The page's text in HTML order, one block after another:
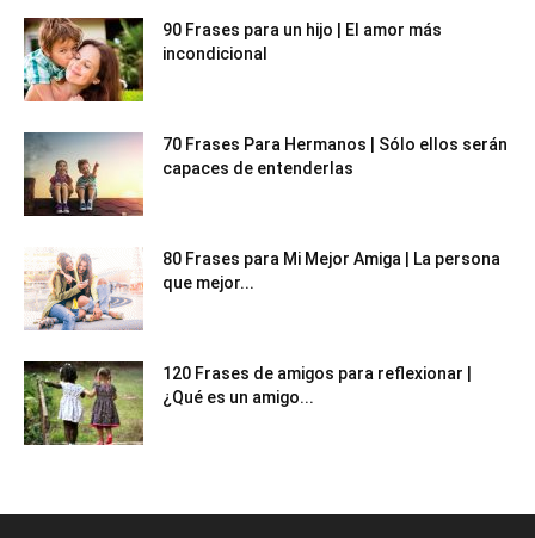
90 Frases para un hijo | El amor más
incondicional
70 Frases Para Hermanos | Sólo ellos serán
capaces de entenderlas
80 Frases para Mi Mejor Amiga | La persona
que mejor...
120 Frases de amigos para reflexionar |
¿Qué es un amigo...